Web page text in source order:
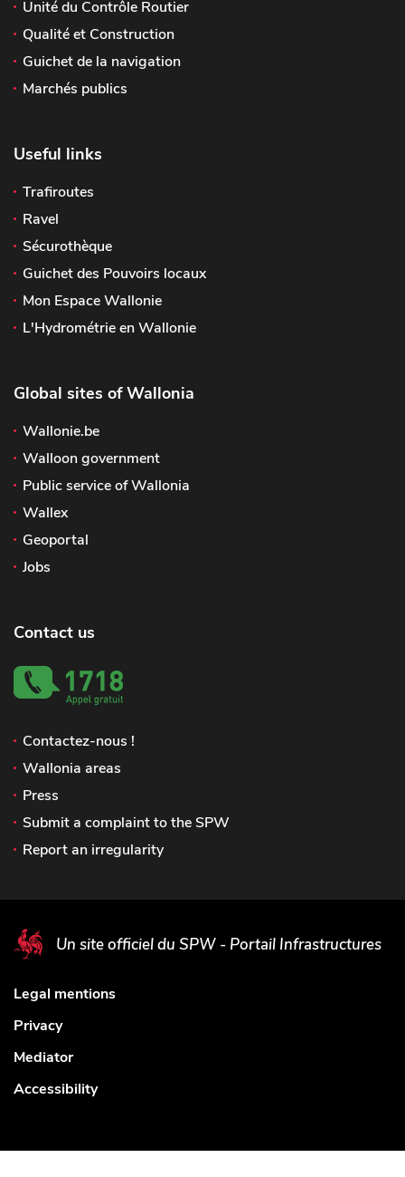
Unité du Contrôle Routier
Qualité et Construction
Guichet de la navigation
Marchés publics
Useful links
Trafiroutes
Ravel
Sécurothèque
Guichet des Pouvoirs locaux
Mon Espace Wallonie
L'Hydrométrie en Wallonie
Global sites of Wallonia
Wallonie.be
Walloon government
Public service of Wallonia
Wallex
Geoportal
Jobs
Contact us
Contactez-nous !
Wallonia areas
Press
Submit a complaint to the SPW
Report an irregularity
Un site officiel du SPW - Portail Infrastructures
Legal mentions
Privacy
Mediator
Accessibility